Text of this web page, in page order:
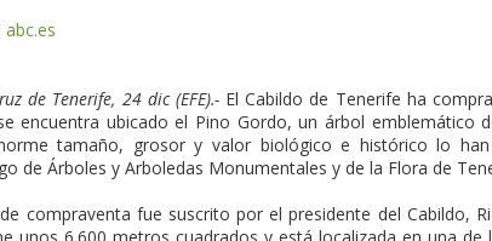
abc.es
de Tenerife, 24 dic (EFE).- El Cabildo de Tenerife ha
encuentra ubicado el Pino Gordo, un árbol emblemático
tamaño, grosor y valor biológico e histórico lo
de Árboles y Arboledas Monumentales y de la Flora de
compraventa fue suscrito por el presidente del Cabildo,